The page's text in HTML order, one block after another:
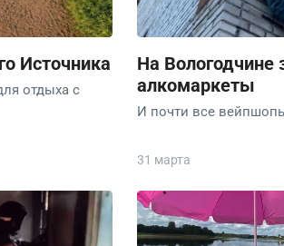
Источника
отдыха с
На Вологодчине
алкомаркеты
И почти все
31 марта